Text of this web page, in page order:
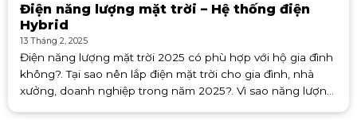
Điện năng lượng mặt trời – Hệ thống điện
Hybrid
13 Tháng 2, 2025
Điện năng lượng mặt trời 2025 có phù hợp với hộ gia đình
không?. Tại sao nên lắp điện mặt trời cho gia đình, nhà
xưởng, doanh nghiệp trong năm 2025?. Vì sao năng lượng